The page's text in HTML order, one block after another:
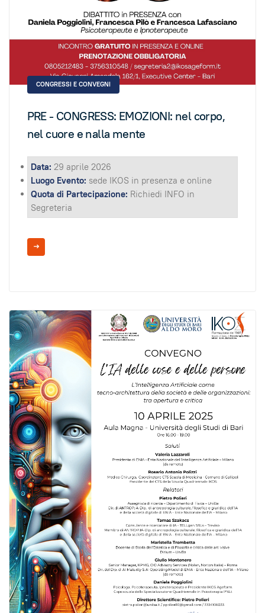
CONGRESSI E CONVEGNI
PRE - CONGRESS: EMOZIONI: nel corpo,
nel cuore e nalla mente
Data: 29 aprile 2026
Luogo Evento: sede IKOS in presenza e online
Quota di Partecipazione: Richiedi INFO in
Segreteria